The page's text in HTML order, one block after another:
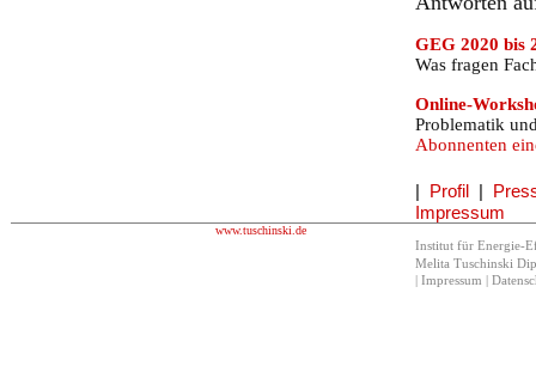
GEG 2020 bis
Was fragen
Online-
Problematik
Abonnenten
Profil
Impressum
www.tuschinski.de
Institut für Energie-
Melita Tuschinski
| Impressum |